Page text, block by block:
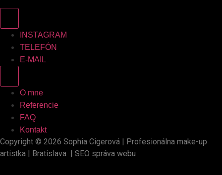
INSTAGRAM
TELEFÓN
E-MAIL
O mne
Referencie
FAQ
Kontakt
Copyright © 2026 Sophia Cigerová | Profesionálna make-up
artistka | Bratislava |
SEO správa webu